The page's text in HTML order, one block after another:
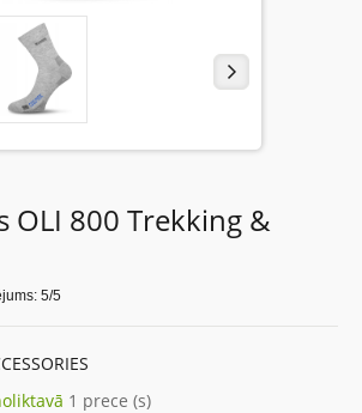
OLI 800 Trekking &
5/5
1 prece (s)